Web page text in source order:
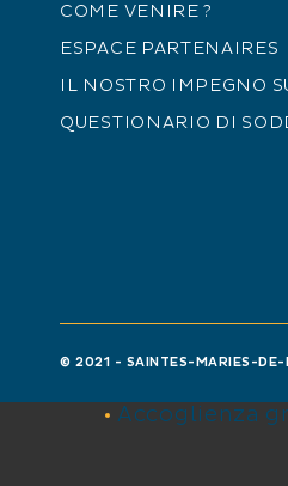
Accessible
PUBBLICO
Accoglienza
COME VENIRE ?
ESPACE PARTENAIRES
IL NOSTRO IMPEGNO
QUESTIONARIO DI
© 2021 - SAINTES-MARIES-DE-